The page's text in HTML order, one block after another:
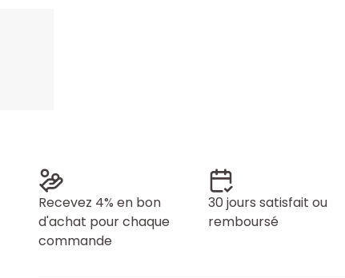
Recevez 4% en bon
d'achat pour chaque
commande
30 jours satisfait ou
remboursé